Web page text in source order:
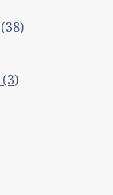
(38)
(3)